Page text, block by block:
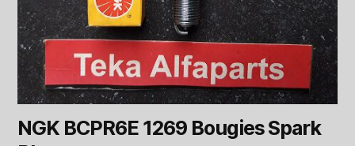
NGK BCPR6E 1269 Bougies Spark